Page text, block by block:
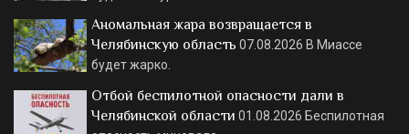
Аномальная жара возвращается в
Челябинскую область 07.08.2026 В Миассе
будет жарко.
Отбой беспилотной опасности дали в
Челябинской области 01.08.2026 Беспилотная